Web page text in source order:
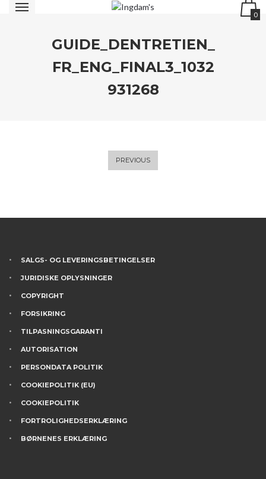
0
GUIDE_DENTRETIEN_
FR_ENG_FINAL3_1032
931268
PREVIOUS
SALGS- OG LEVERINGSBETINGELSER
JURIDISKE OPLYSNINGER
COPYRIGHT
FORSIKRING
TILPASNINGSGARANTI
AUTORISATION
PERSONDATA POLITIK
COOKIEPOLITIK (EU)
COOKIEPOLITIK
FORTROLIGHEDSERKLÆRING
BØRNENES ERKLÆRING